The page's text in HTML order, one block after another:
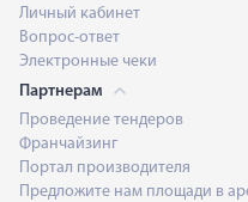
Личный кабинет
Вопрос-ответ
Электронные чеки
Партнерам
Проведение тендеров
Франчайзинг
Портал производителя
Предложите нам площади в